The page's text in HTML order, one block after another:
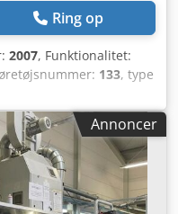
Ring op
2007, Funktionalitet:
133, type
50 Hz, Udstyr:
Dsdpfx Aezrvkmjf Eeck
2007, inklusive en
samt
lige eller
maskine til
Annoncer